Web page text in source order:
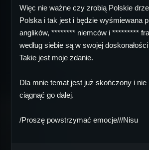
Więc nie ważne czy zrobią Polskie
Polska i tak jest i będzie wyśmiewana
anglików, ******** niemców i *********
według siebie są w swojej
Takie jest moje zdanie.
Dla mnie temat jest już skończony i
ciągnąć go dalej.
/Proszę powstrzymać emocje///Nisu